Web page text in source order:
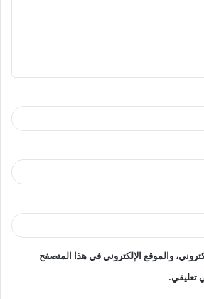
والموقع الإلكتروني في هذا المتصفح
تعليقي.